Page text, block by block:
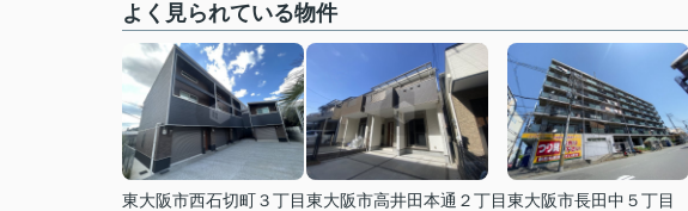
よく見られている物件
東大阪市西石切町３丁目東大阪市高井田本通２丁目東大阪市長田中５丁目